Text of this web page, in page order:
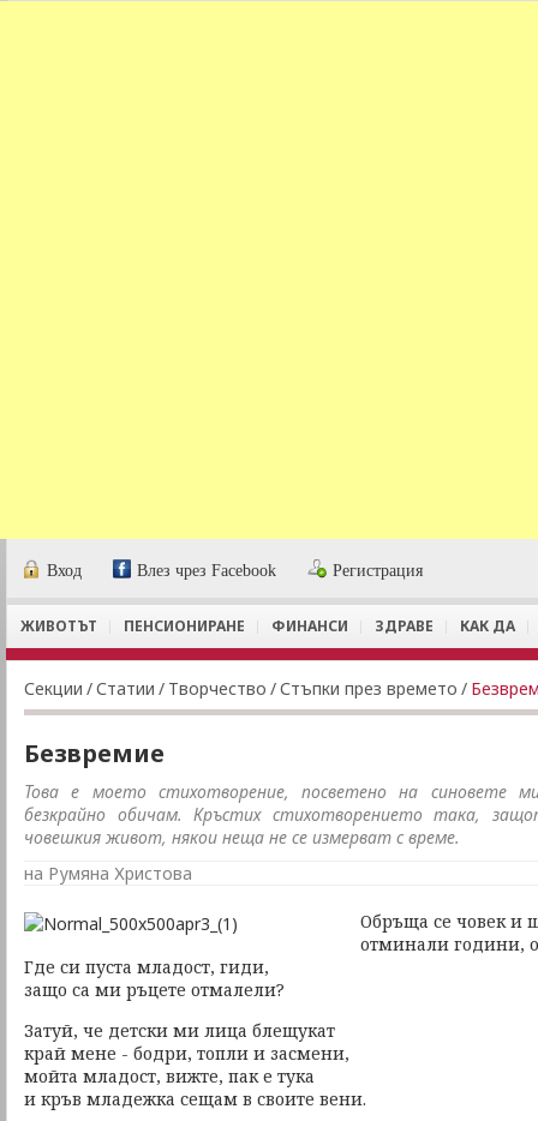
Вход Влез чрез Facebook Регистрация
ЖИВОТЪТ ПЕНСИОНИРАНЕ ФИНАНСИ ЗДРАВЕ КАК ДА
Секции /Статии / Творчество /Стъпки през времето /
Безвремие
Това е моето стихотворение, посветено на синовете
безкрайно обичам. Кръстих стихотворението така,
човешкия живот, някои неща не се измерват с време.
на Румяна Христова
Обръща се човек и
отминали години,
Где си пуста младост, гиди,
защо са ми ръцете отмалели?
Затуй, че детски ми лица блещукат
край мене - бодри, топли и засмени,
мойта младост, вижте, пак е тука
и кръв младежка сещам в своите вени.